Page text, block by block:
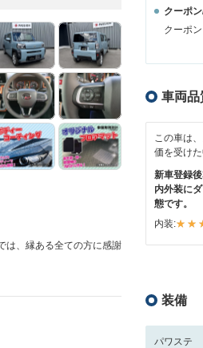
は、縁ある全ての方に感謝
クーポ
クーポ
車両品
この車は
価を受けた
新車登録
内外装に
態です。
内装:
装備
パワステ